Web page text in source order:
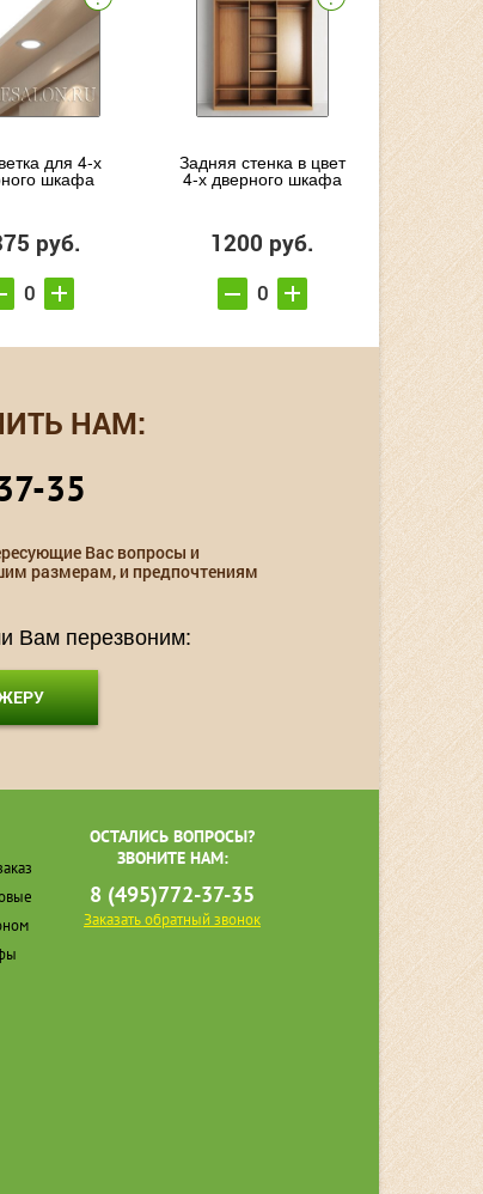
для 4-х
шкафа
руб.
Задняя стенка в цвет
4-х дверного шкафа
1200 руб.
НАМ:
35
Вас вопросы и
размерам, и предпочтениям
Вам перезвоним:
ОСТАЛИСЬ ВОПРОСЫ?
ЗВОНИТЕ НАМ:
8 (495)772-37-35
Заказать обратный звонок